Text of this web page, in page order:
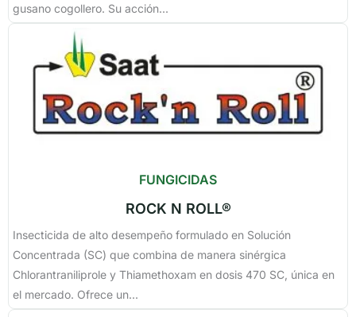
gusano cogollero. Su acción...
FUNGICIDAS
ROCK N ROLL®
Insecticida de alto desempeño formulado en Solución
Concentrada (SC) que combina de manera sinérgica
Chlorantraniliprole y Thiamethoxam en dosis 470 SC, única en
el mercado. Ofrece un...